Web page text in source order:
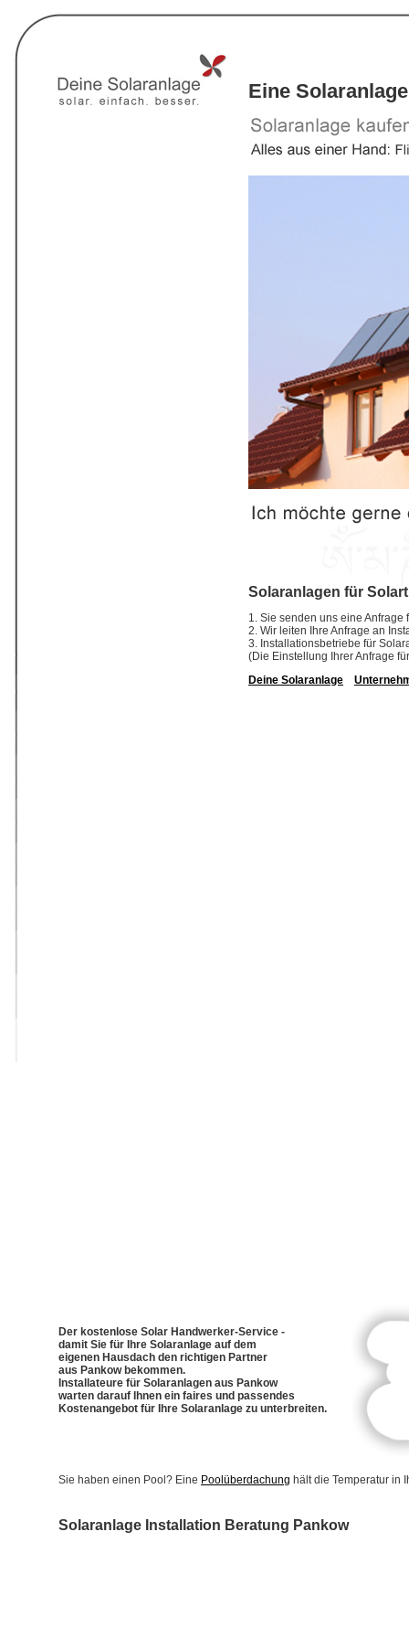
Eine
Solaranlagen für
1. Sie senden uns eine
2. Wir leiten Ihre Anfrage an
3. Installationsbetriebe für
(Die Einstellung Ihrer Anfrage
Deine Solaranlage
Der kostenlose Solar Handwerker-Service -
damit Sie für Ihre Solaranlage auf dem
eigenen Hausdach den richtigen Partner
aus Pankow bekommen.
Installateure für Solaranlagen aus Pankow
warten darauf Ihnen ein faires und passendes
Kostenangebot für Ihre Solaranlage zu unterbreiten.
Sie haben einen Pool? Eine Poolüberdachung hält die Temperatur in
Solaranlage Installation Beratung Pankow